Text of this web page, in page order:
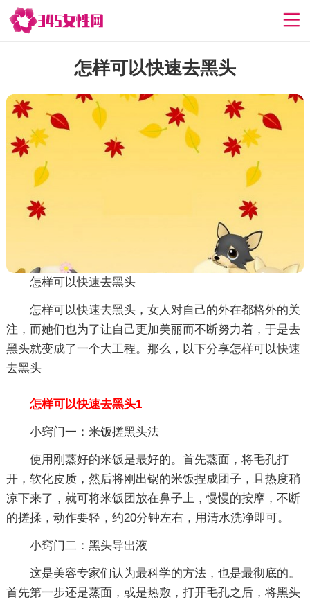
怎样可以快速去黑头
怎样可以快速去黑头
怎样可以快速去黑头，女人对自己的外在都格外的关
注，而她们也为了让自己更加美丽而不断努力着，于是去
黑头就变成了一个大工程。那么，以下分享怎样可以快速
去黑头
怎样可以快速去黑头1
小窍门一：米饭搓黑头法
使用刚蒸好的米饭是最好的。首先蒸面，将毛孔打
开，软化皮质，然后将刚出锅的米饭捏成团子，且热度稍
凉下来了，就可将米饭团放在鼻子上，慢慢的按摩，不断
的搓揉，动作要轻，约20分钟左右，用清水洗净即可。
小窍门二：黑头导出液
这是美容专家们认为最科学的方法，也是最彻底的。
首先第一步还是蒸面，或是热敷，打开毛孔之后，将黑头